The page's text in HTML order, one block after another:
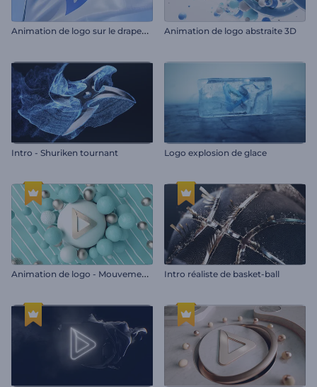
A
nimation de logo sur le drapeau réaliste Animation de logo abstraite 3D
Intro - Shuriken tournant Logo explosion de glace
A
nimation de logo - Mouvement magnétique Intro réaliste de basket-ball